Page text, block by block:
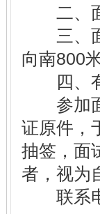
二、面
三、面
向南800
四、有
参加面
证原件，
抽签，面
者，视为
联系电